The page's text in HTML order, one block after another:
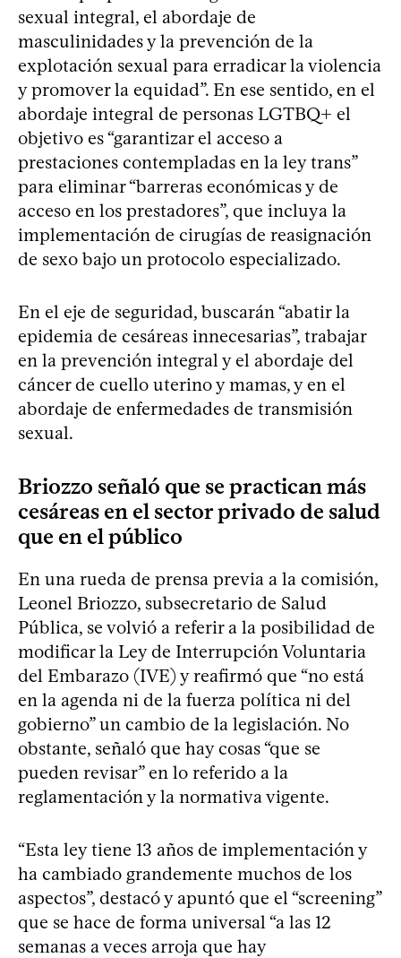
sexual integral, el abordaje de
masculinidades y la prevención de la
explotación sexual para erradicar la violencia
y promover la equidad”. En ese sentido, en el
abordaje integral de personas LGTBQ+ el
objetivo es “garantizar el acceso a
prestaciones contempladas en la ley trans”
para eliminar “barreras económicas y de
acceso en los prestadores”, que incluya la
implementación de cirugías de reasignación
de sexo bajo un protocolo especializado.
En el eje de seguridad, buscarán “abatir la
epidemia de cesáreas innecesarias”, trabajar
en la prevención integral y el abordaje del
cáncer de cuello uterino y mamas, y en el
abordaje de enfermedades de transmisión
sexual.
Briozzo señaló que se practican más
cesáreas en el sector privado de salud
que en el público
En una rueda de prensa previa a la comisión,
Leonel Briozzo, subsecretario de Salud
Pública, se volvió a referir a la posibilidad de
modificar la Ley de Interrupción Voluntaria
del Embarazo (IVE) y reafirmó que “no está
en la agenda ni de la fuerza política ni del
gobierno” un cambio de la legislación. No
obstante, señaló que hay cosas “que se
pueden revisar” en lo referido a la
reglamentación y la normativa vigente.
“Esta ley tiene 13 años de implementación y
ha cambiado grandemente muchos de los
aspectos”, destacó y apuntó que el “screening”
que se hace de forma universal “a las 12
semanas a veces arroja que hay